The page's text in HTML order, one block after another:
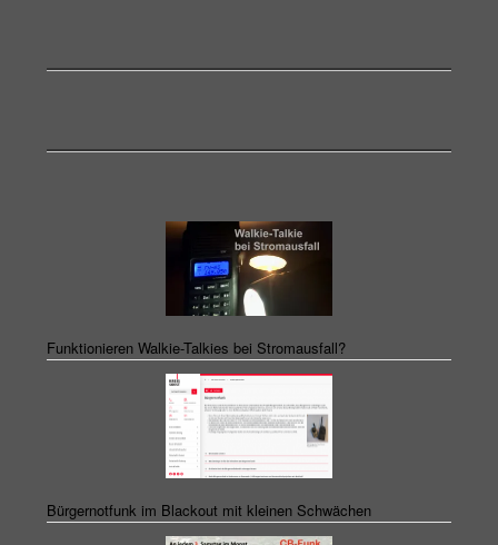
Funktionieren Walkie-Talkies bei Stromausfall?
Bürgernotfunk im Blackout mit kleinen Schwächen